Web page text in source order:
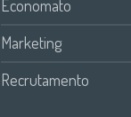
Economato
Marketing
Recrutamento